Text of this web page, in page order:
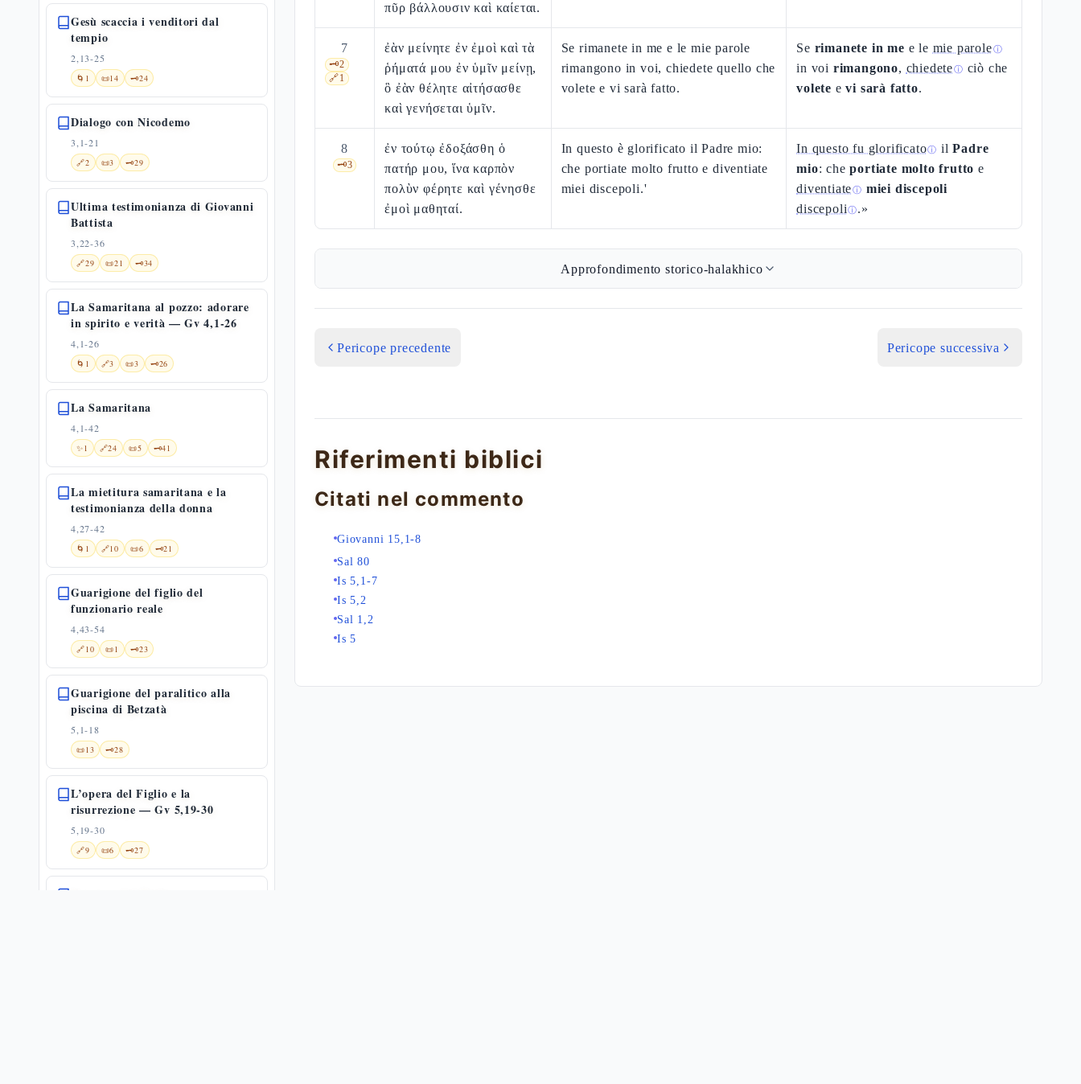
Gesù scaccia i venditori dal
tempio
2,13-25
🌀 1 📜14 🗝️24
Dialogo con Nicodemo
3,1-21
🔗2 📜3 🗝️29
Ultima testimonianza di Giovanni
Battista
3,22-36
🔗29 📜21 🗝️34
La Samaritana al pozzo: adorare
in spirito e verità — Gv 4,1-26
4,1-26
🌀 1 🔗3 📜3 🗝️26
La Samaritana
4,1-42
✨1 🔗24 📜5 🗝️41
La mietitura samaritana e la
testimonianza della donna
4,27-42
🌀 1 🔗10 📜6 🗝️21
Guarigione del figlio del
funzionario reale
4,43-54
🔗10 📜1 🗝️23
Guarigione del paralitico alla
piscina di Betzatà
5,1-18
📜13 🗝️28
L’opera del Figlio e la
risurrezione — Gv 5,19-30
5,19-30
🔗9 📜6 🗝️27
πῦρ βάλλουσιν καὶ καίεται.
7
🗝️2
🔗1
ἐὰν μείνητε ἐν ἐμοὶ καὶ τὰ
ῥήματά μου ἐν ὑμῖν μείνῃ,
ὃ ἐὰν θέλητε αἰτήσασθε
καὶ γενήσεται ὑμῖν.
Se rimanete in me e le mie parole
rimangono in voi, chiedete quello che
volete e vi sarà fatto.
Se rimanete in me e le mie paroleⓘ
in voi rimangono, chiedeteⓘ ciò che
volete evi sarà fatto.
8
🗝️3
ἐν τούτῳ ἐδοξάσθη ὁ
πατήρ μου, ἵνα καρπὸν
πολὺν φέρητε καὶ γένησθε
ἐμοὶ μαθηταί.
In questo è glorificato il Padre mio:
che portiate molto frutto e diventiate
miei discepoli.'
In questo fu glorificatoⓘ ilPadre
mio: cheportiate molto frutto e
diventiateⓘ miei discepoli
discepoli ⓘ.»
Approfondimento storico-halakhico
Pericope precedente Pericope successiva
Riferimenti biblici
Citati nel commento
Giovanni 15,1-8
Sal 80
Is 5,1-7
Is 5,2
Sal 1,2
Is 5